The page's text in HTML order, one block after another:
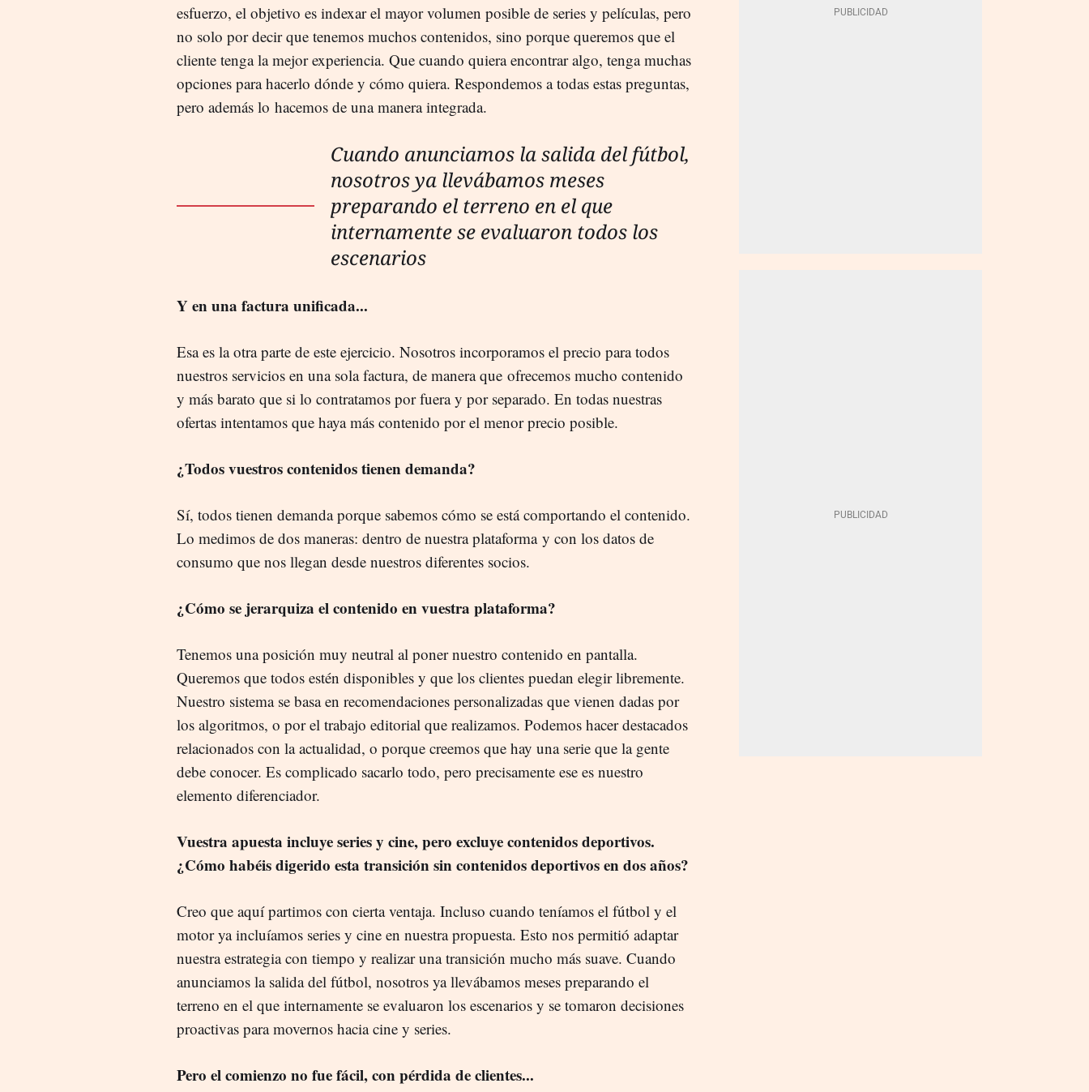
esfuerzo, el objetivo es indexar el mayor volumen posible de series y películas, pero
no solo por decir que tenemos muchos contenidos, sino porque queremos que el
cliente tenga la mejor experiencia. Que cuando quiera encontrar algo, tenga muchas
opciones para hacerlo dónde y cómo quiera. Respondemos a todas estas preguntas,
pero además lo hacemos de una manera integrada.
Cuando anunciamos la salida del fútbol,
nosotros ya llevábamos meses
preparando el terreno en el que
internamente se evaluaron todos los
escenarios
Y en una factura unificada...
Esa es la otra parte de este ejercicio. Nosotros incorporamos el precio para todos
nuestros servicios en una sola factura, de manera que ofrecemos mucho contenido
y más barato que si lo contratamos por fuera y por separado. En todas nuestras
ofertas intentamos que haya más contenido por el menor precio posible.
¿Todos vuestros contenidos tienen demanda?
Sí, todos tienen demanda porque sabemos cómo se está comportando el contenido.
Lo medimos de dos maneras: dentro de nuestra plataforma y con los datos de
consumo que nos llegan desde nuestros diferentes socios.
¿Cómo se jerarquiza el contenido en vuestra plataforma?
Tenemos una posición muy neutral al poner nuestro contenido en pantalla.
Queremos que todos estén disponibles y que los clientes puedan elegir libremente.
Nuestro sistema se basa en recomendaciones personalizadas que vienen dadas por
los algoritmos, o por el trabajo editorial que realizamos. Podemos hacer destacados
relacionados con la actualidad, o porque creemos que hay una serie que la gente
debe conocer. Es complicado sacarlo todo, pero precisamente ese es nuestro
elemento diferenciador.
Vuestra apuesta incluye series y cine, pero excluye contenidos deportivos.
¿Cómo habéis digerido esta transición sin contenidos deportivos en dos años?
Creo que aquí partimos con cierta ventaja. Incluso cuando teníamos el fútbol y el
motor ya incluíamos series y cine en nuestra propuesta. Esto nos permitió adaptar
nuestra estrategia con tiempo y realizar una transición mucho más suave. Cuando
anunciamos la salida del fútbol, nosotros ya llevábamos meses preparando el
terreno en el que internamente se evaluaron los escenarios y se tomaron decisiones
proactivas para movernos hacia cine y series.
Pero el comienzo no fue fácil, con pérdida de clientes...